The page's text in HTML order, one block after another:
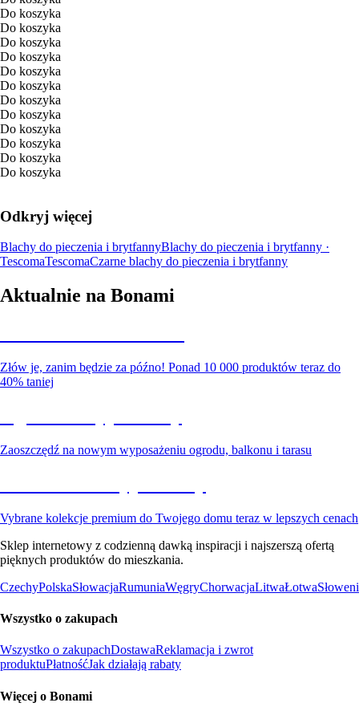
Do koszyka
Do koszyka
Do koszyka
Do koszyka
Do koszyka
Do koszyka
Do koszyka
Do koszyka
Do koszyka
Do koszyka
Do koszyka
Do koszyka
Odkryj więcej
Blachy do pieczenia i brytfannyBlachy do pieczenia i brytfanny ·
TescomaTescomaCzarne blachy do pieczenia i brytfanny
Aktualnie na Bonami
Złów je, zanim będzie za późno! Ponad 10 000 produktów teraz do
40% taniej
Zaoszczędź na nowym wyposażeniu ogrodu, balkonu i tarasu
Vybrane kolekcje premium do Twojego domu teraz w lepszych cenach
Sklep internetowy z codzienną dawką inspiracji i najszerszą ofertą
pięknych produktów do mieszkania.
CzechyPolskaSłowacjaRumuniaWęgryChorwacjaLitwaŁotwa
Wszystko o zakupach
Wszystko o zakupachDostawaReklamacja i zwrot
produktuPłatnośćJak działają rabaty
Więcej o Bonami